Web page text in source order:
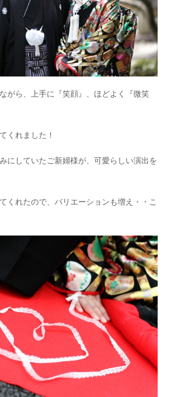
がら、上手に『笑顔』、ほどよく『微笑
くれました！
にしていたご新婦様が、可愛らしい演出を
くれたので、バリエーションも増え・・こ